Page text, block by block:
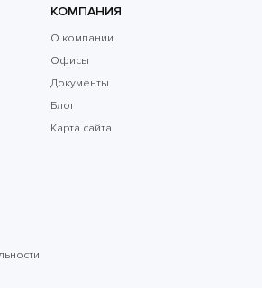
КОМПАНИЯ
О компании
Офисы
Документы
Блог
Карта сайта